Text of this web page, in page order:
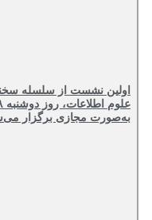
اولین نشست از سلسله
به‌صورت مجازی برگزار